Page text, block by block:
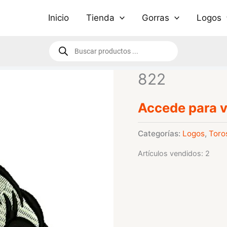
Inicio Tienda Gorras Logos
Búsqueda
de
822
Accede para
Categorías: Logos,
Artículos vendidos: 2